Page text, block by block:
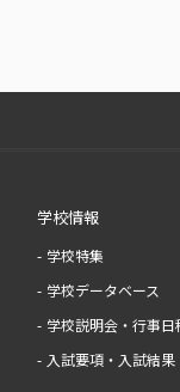
学校情報
学校特集
学校データベース
学校説明会・行事日
入試要項・入試結果